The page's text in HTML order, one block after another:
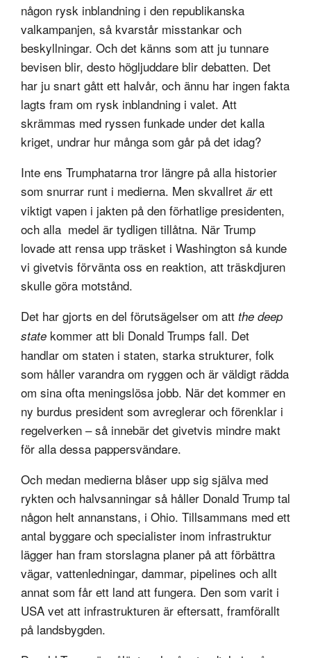
någon rysk inblandning i den republikanska
valkampanjen, så kvarstår misstankar och
beskyllningar. Och det känns som att ju tunnare
bevisen blir, desto högljuddare blir debatten. Det
har ju snart gått ett halvår, och ännu har ingen fakta
lagts fram om rysk inblandning i valet. Att
skrämmas med ryssen funkade under det kalla
kriget, undrar hur många som går på det idag?
Inte ens Trumphatarna tror längre på alla historier
som snurrar runt i medierna. Men skvallret ärett
viktigt vapen i jakten på den förhatlige presidenten,
och alla medel är tydligen tillåtna. När Trump
lovade att rensa upp träsket i Washington så kunde
vi givetvis förvänta oss en reaktion, att träskdjuren
skulle göra motstånd.
Det har gjorts en del förutsägelser om att the deep
state kommer att bli Donald Trumps fall. Det
handlar om staten i staten, starka strukturer, folk
som håller varandra om ryggen och är väldigt rädda
om sina ofta meningslösa jobb. När det kommer en
ny burdus president som avreglerar och förenklar i
regelverken – så innebär det givetvis mindre makt
för alla dessa pappersvändare.
Och medan medierna blåser upp sig själva med
rykten och halvsanningar så håller Donald Trump tal
någon helt annanstans, i Ohio. Tillsammans med ett
antal byggare och specialister inom infrastruktur
lägger han fram storslagna planer på att förbättra
vägar, vattenledningar, dammar, pipelines och allt
annat som får ett land att fungera. Den som varit i
USA vet att infrastrukturen är eftersatt, framförallt
på landsbygden.